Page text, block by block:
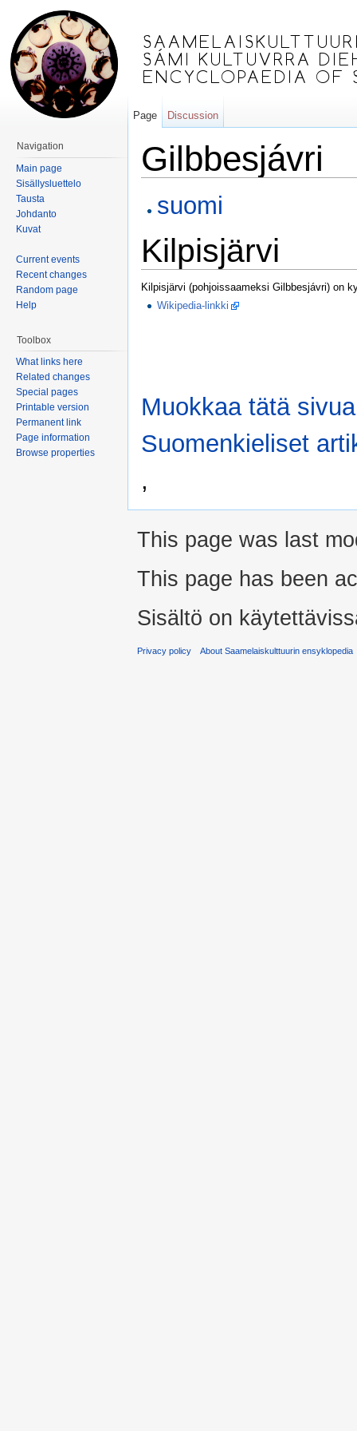
Gilbbesjávri
suomi
Kilpisjärvi
Kilpisjärvi (pohjoissaameksi Gilbbesjávri) on
Wikipedia-linkki
Muokkaa tätä sivua
Suomenkieliset
,
Page Discussion
Navigation
Main page
Sisällysluettelo
Tausta
Johdanto
Kuvat
Current events
Recent changes
Random page
Help
Toolbox
What links here
Related changes
Special pages
Printable version
Permanent link
Page information
Browse properties
This page was last
This page has been
Sisältö on
Privacy policy About Saamelaiskulttuurin ensyklopedia